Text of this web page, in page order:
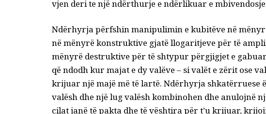
vjen deri te një ndërthurje e ndërlikuar e
Ndërhyrja përfshin manipulimin e kubitëve në
në mënyrë konstruktive gjatë llogaritjeve për të
mënyrë destruktive për të shtypur përgjigjet e
që ndodh kur majat e dy valëve – si valët e zërit ose
krijuar një majë më të lartë. Ndërhyrja shkatërruese
valësh dhe një lug valësh kombinohen dhe anulojnë
cilat janë të pakta dhe të vështira për t’u krijuar,